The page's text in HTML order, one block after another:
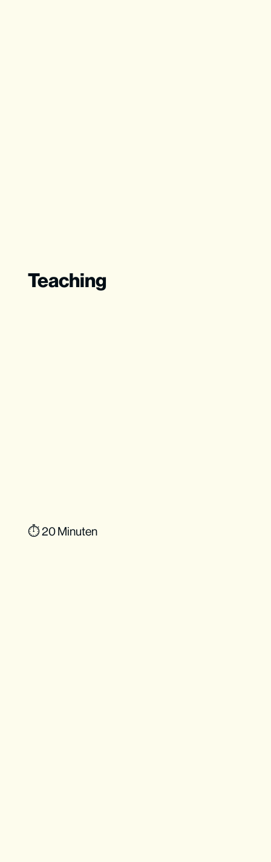
Teaching
⏱ 20 Minuten